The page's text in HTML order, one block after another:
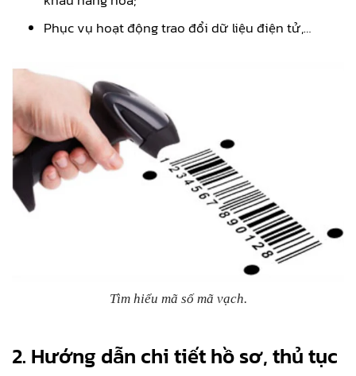
Phục vụ hoạt động trao đổi dữ liệu điện tử,…
Tìm hiểu mã số mã vạch.
2. Hướng dẫn chi tiết hồ sơ, thủ tục